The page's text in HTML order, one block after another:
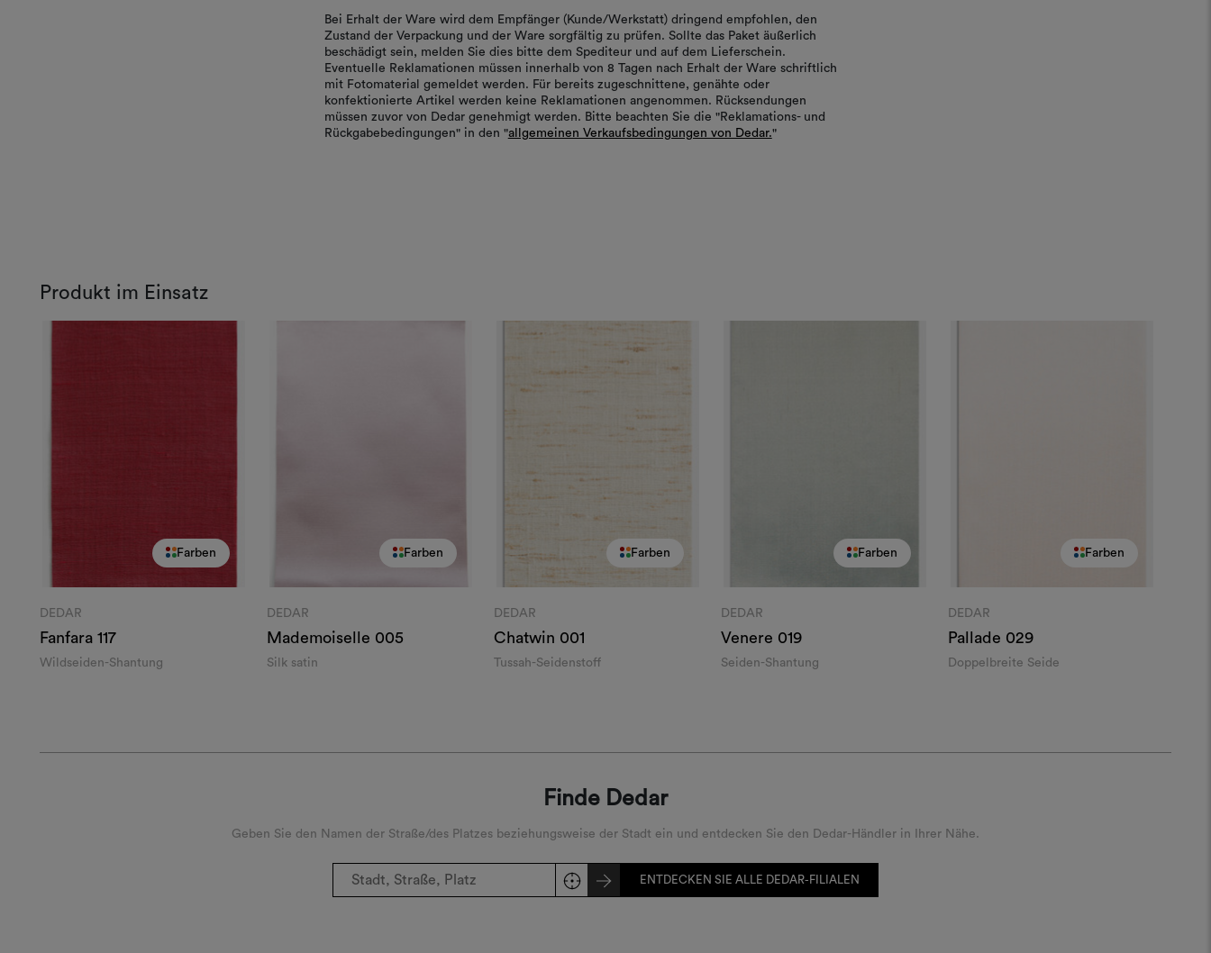
Bei Erhalt der Ware wird dem Empfänger (Kunde/Werkstatt) dringend empfohlen, den
Zustand der Verpackung und der Ware sorgfältig zu prüfen. Sollte das Paket äußerlich
beschädigt sein, melden Sie dies bitte dem Spediteur und auf dem Lieferschein.
Eventuelle Reklamationen müssen innerhalb von 8 Tagen nach Erhalt der Ware schriftlich
mit Fotomaterial gemeldet werden. Für bereits zugeschnittene, genähte oder
konfektionierte Artikel werden keine Reklamationen angenommen. Rücksendungen
müssen zuvor von Dedar genehmigt werden. Bitte beachten Sie die "Reklamations- und
Rückgabebedingungen" in den "allgemeinen Verkaufsbedingungen von Dedar."
Produkt im Einsatz
Farben
DEDAR
Fanfara 117
Wildseiden-Shantung
Farben
DEDAR
Mademoiselle 005
Silk satin
Farben
DEDAR
Chatwin 001
Tussah-Seidenstoff
Farben
DEDAR
Venere 019
Seiden-Shantung
Farben
DEDAR
Pallade 029
Doppelbreite Seide
Finde Dedar
Geben Sie den Namen der Straße/des Platzes beziehungsweise der Stadt ein und entdecken Sie den Dedar-Händler in Ihrer Nähe.
ENTDECKEN SIE ALLE DEDAR-FILIALEN